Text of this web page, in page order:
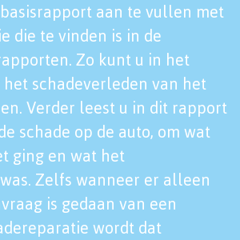
aan te vullen met
die te vinden is in de
Zo kunt u in het
schadeverleden van het
Verder leest u in dit rapport
schade op de auto, om wat
ging en wat het
Zelfs wanneer er alleen
is gedaan van een
wordt dat